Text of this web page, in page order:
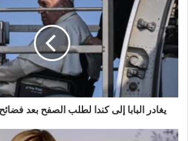
ك
ا
ل
إ
ل
ي
يغادر البابا إلى كندا لطلب الصفح بعد